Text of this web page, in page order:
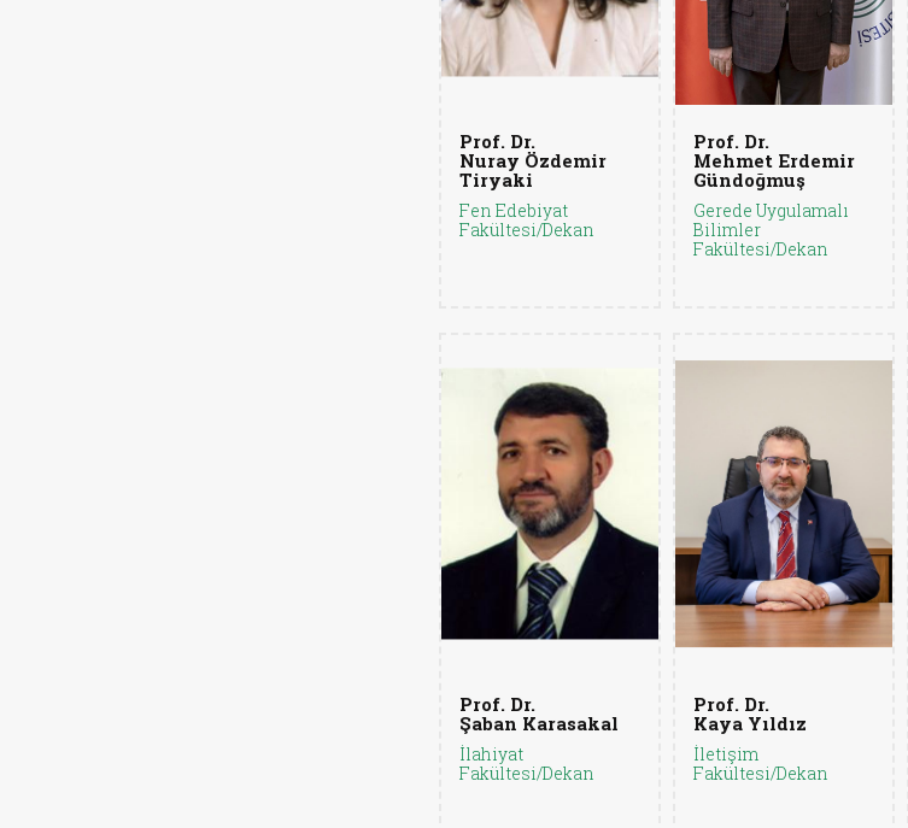
Prof. Dr.
Nuray Özdemir
Tiryaki
Fen Edebiyat
Fakültesi/Dekan
Prof. Dr.
Mehmet Erdemir
Gündoğmuş
Gerede Uygulamalı
Bilimler
Fakültesi/Dekan
Prof. Dr.
Şaban Karasakal
İlahiyat
Fakültesi/Dekan
Prof. Dr.
Kaya Yıldız
İletişim
Fakültesi/Dekan